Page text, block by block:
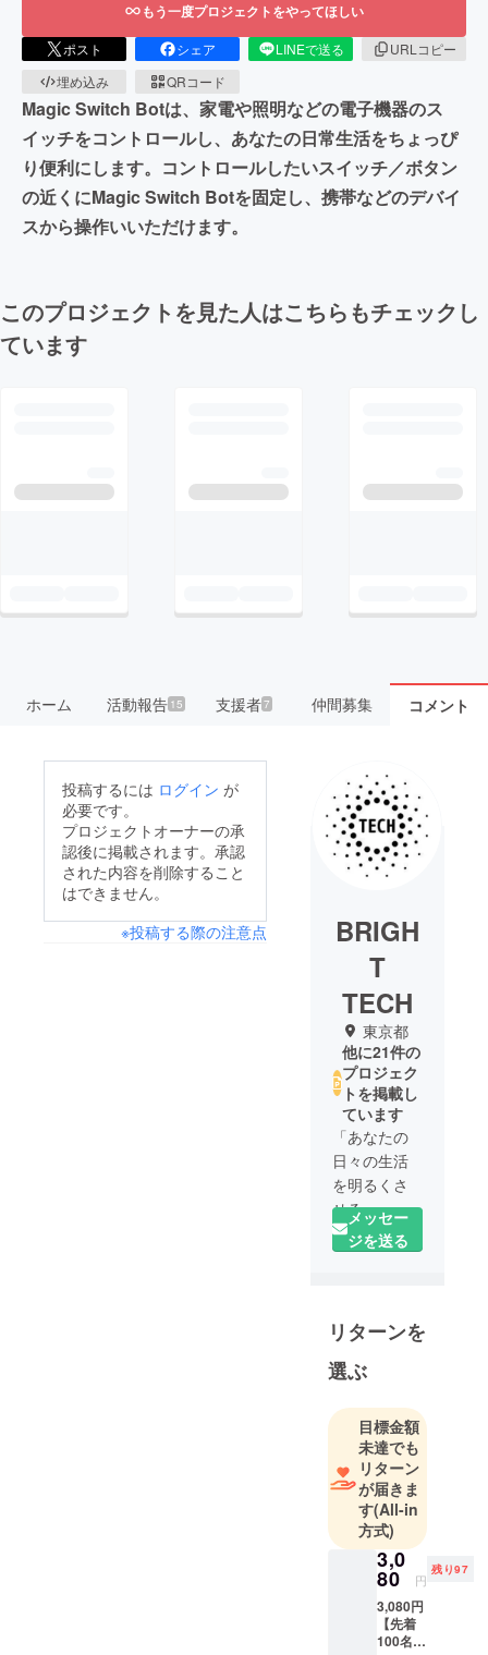
もう一度プロジェクトをやってほしい
ポスト シェア LINEで送る
URLコピー
埋め込み
QRコード
Magic Switch Botは、家電や照明などの電子機器のス
イッチをコントロールし、あなたの日常生活をちょっぴ
り便利にします。コントロールしたいスイッチ／ボタン
の近くにMagic Switch Botを固定し、携帯などのデバイ
スから操作いいただけます。
このプロジェクトを見た人はこちらもチェックし
ています
ホーム 活動報告15 支援者7 仲間募集 コメント
投稿するには ログイン が
必要です。
プロジェクトオーナーの承
認後に掲載されます。承認
された内容を削除すること
はできません。
※投稿する際の注意点
BRIGH
T
TECH
東京都
他に21件の
プロジェク
トを掲載し
ています
「あなたの
日々の生活
を明るくさ
せる」
ジェクトに
合い、
輝きを与え
るプロジェ
クトを企
画・作成致
します。
そして、花
火が花開く
様に日本、
世界に情
報、プロダ
メッセー
ジを送る
リターンを
選ぶ
目標金額
未達でも
リターン
が届きま
す(All-in
方式)
3,0
80 円
残り97
3,080円
【先着
100名様